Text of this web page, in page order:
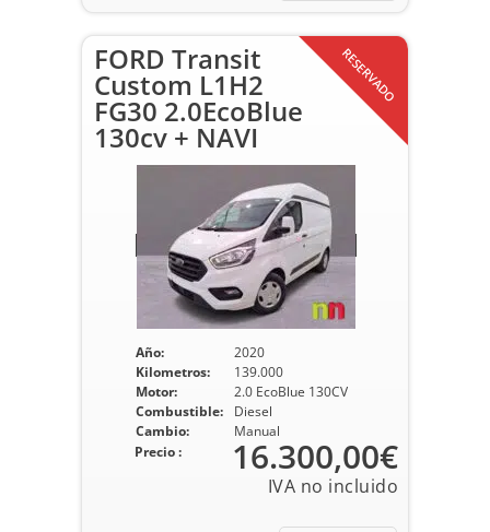
RESERVADO
FORD Transit
Custom L1H2
FG30 2.0EcoBlue
130cv + NAVI
Año:
2020
Kilometros:
139.000
Motor:
2.0 EcoBlue 130CV
Combustible:
Diesel
Cambio:
Manual
Precio : 16.300,00€